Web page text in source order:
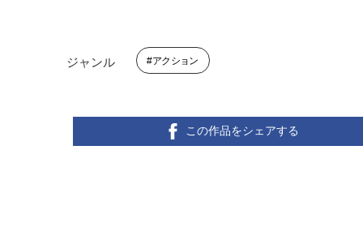
ジャンル アクション
この作品をシェアする